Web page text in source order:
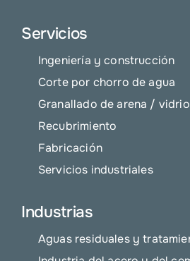
Servicios
Ingeniería y construcción
Corte por chorro de agua
Granallado de arena / vidrio
Recubrimiento
Fabricación
Servicios industriales
Industrias
Aguas residuales y